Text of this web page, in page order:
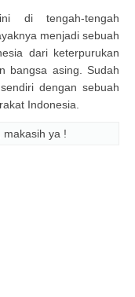
di tengah-tengah
menjadi sebuah
dari keterpurukan
bangsa asing. Sudah
dengan sebuah
Indonesia.
makasih ya !